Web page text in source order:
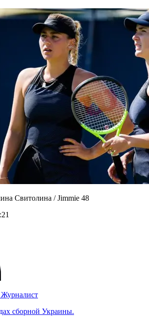
Свитолина / Jimmie 48
Журналист
сборной Украины.